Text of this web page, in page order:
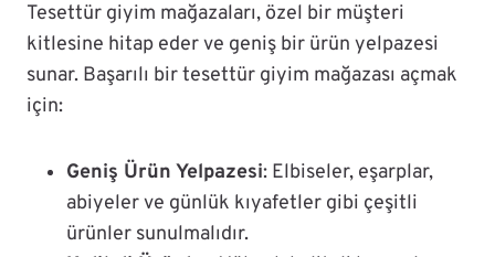
Tesettür giyim mağazaları, özel bir müşteri
kitlesine hitap eder ve geniş bir ürün yelpazesi
sunar. Başarılı bir tesettür giyim mağazası açmak
için:
Geniş Ürün Yelpazesi: Elbiseler, eşarplar,
abiyeler ve günlük kıyafetler gibi çeşitli
ürünler sunulmalıdır.